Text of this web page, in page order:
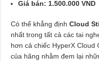
Giá bán: 1.500.000 VND
Có thể khẳng địnhCloud
nhất trong tất cả các tai
hơn cả chiếc HyperX
của hãng nhằm đem lại